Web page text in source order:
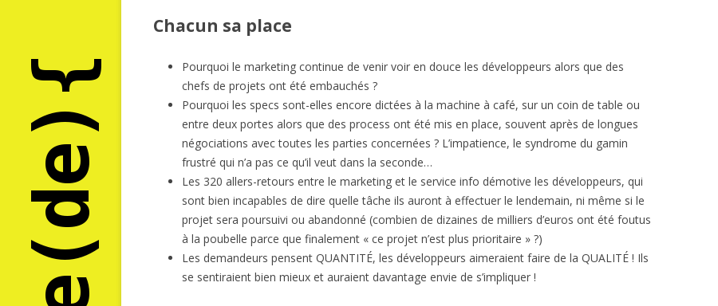
Chacun sa place
Pourquoi le marketing continue de venir voir en douce les développeurs alors que des
chefs de projets ont été embauchés ?
Pourquoi les specs sont-elles encore dictées à la machine à café, sur un coin de table ou
entre deux portes alors que des process ont été mis en place, souvent après de longues
négociations avec toutes les parties concernées ? L’impatience, le syndrome du gamin
frustré qui n’a pas ce qu’il veut dans la seconde…
Les 320 allers-retours entre le marketing et le service info démotive les développeurs, qui
sont bien incapables de dire quelle tâche ils auront à effectuer le lendemain, ni même si le
projet sera poursuivi ou abandonné (combien de dizaines de milliers d’euros ont été foutus
à la poubelle parce que finalement « ce projet n’est plus prioritaire » ?)
Les demandeurs pensent QUANTITÉ, les développeurs aimeraient faire de la QUALITÉ ! Ils
se sentiraient bien mieux et auraient davantage envie de s’impliquer !